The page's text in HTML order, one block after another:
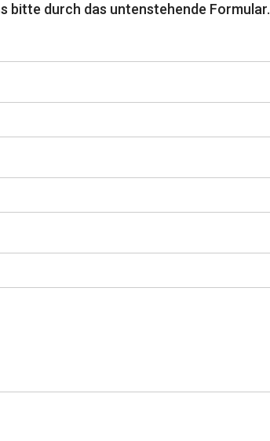
bitte durch das untenstehende Formular.